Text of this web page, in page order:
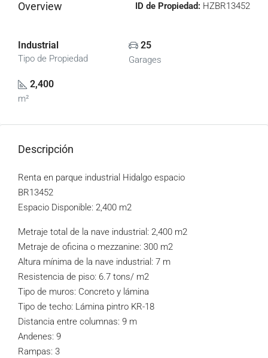
Overview ID de Propiedad: HZBR13452
Industrial
Tipo de Propiedad
25
Garages
2,400
m²
Descripción
Renta en parque industrial Hidalgo espacio
BR13452
Espacio Disponible: 2,400 m2
Metraje total de la nave industrial: 2,400 m2
Metraje de oficina o mezzanine: 300 m2
Altura mínima de la nave industrial: 7 m
Resistencia de piso: 6.7 tons/ m2
Tipo de muros: Concreto y lámina
Tipo de techo: Lámina pintro KR-18
Distancia entre columnas: 9 m
Andenes: 9
Rampas: 3